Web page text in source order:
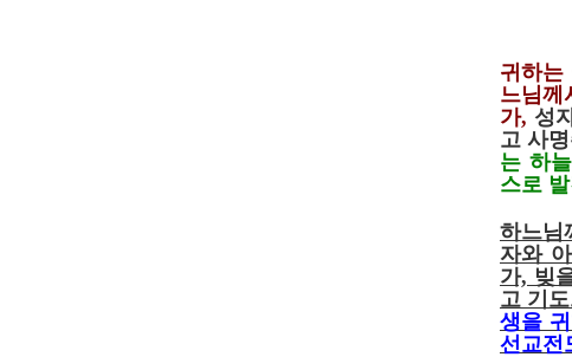
귀하는
느님께
가, 성
고 사
는 하
스로
하느님
자와
가, 빚
고 기
생을
선교전